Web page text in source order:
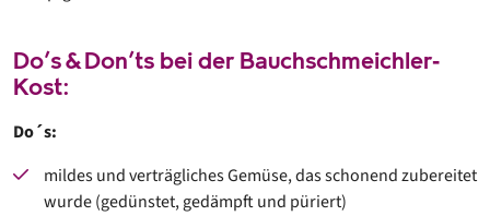
Do’s & Don’ts bei der Bauchschmeichler‐
Kost:
Do´s:
mildes und verträgliches Gemüse, das schonend zubereitet
wurde (gedünstet, gedämpft und püriert)